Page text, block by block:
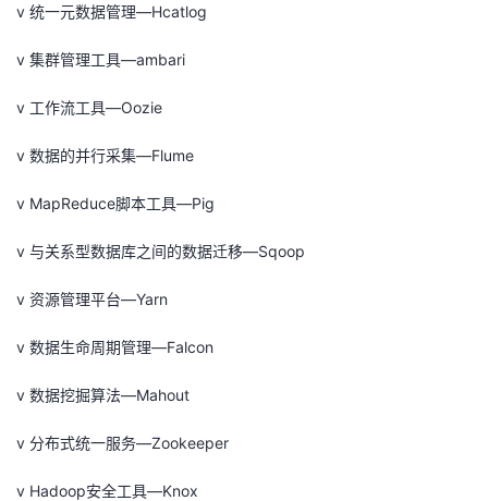
v 统一元数据管理—Hcatlog
v 集群管理工具—ambari
v 工作流工具—Oozie
v 数据的并行采集—Flume
v MapReduce脚本工具—Pig
v 与关系型数据库之间的数据迁移—Sqoop
v 资源管理平台—Yarn
v 数据生命周期管理—Falcon
v 数据挖掘算法—Mahout
v 分布式统一服务—Zookeeper
v Hadoop安全工具—Knox